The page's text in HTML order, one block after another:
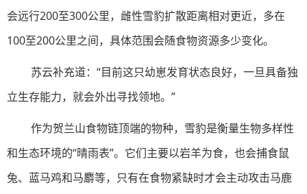
会远行200至300公里，雌性雪豹扩散距离相对更近，多在
100至200公里之间，具体范围会随食物资源多少变化。
苏云补充道：“目前这只幼崽发育状态良好，一旦具备独
立生存能力，就会外出寻找领地。”
作为贺兰山食物链顶端的物种，雪豹是衡量生物多样性
和生态环境的“晴雨表”。它们主要以岩羊为食，也会捕食鼠
兔、蓝马鸡和马麝等，只有在食物紧缺时才会主动攻击马鹿